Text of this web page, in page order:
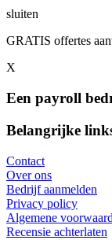
sluiten
GRATIS offertes
X
Een payroll
Belangrijke
Contact
Over ons
Bedrijf aanmelden
Privacy policy
Algemene
Recensie achterlaten